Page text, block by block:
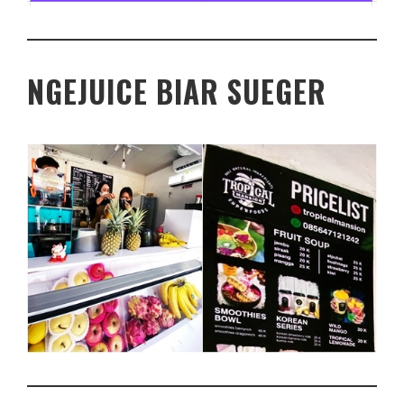
NGEJUICE BIAR SUEGER